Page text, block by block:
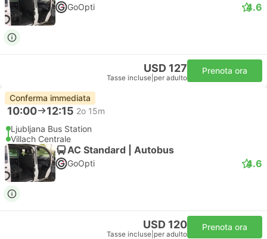
GoOpti 4.6
USD 127
Tasse incluse per adulto
Prenota ora
Conferma immediata
10:00 12:15 2o 15m
Ljubljana Bus Station
Villach Centrale
AC Standard | Autobus
GoOpti 4.6
USD 120
Tasse incluse per adulto
Prenota ora